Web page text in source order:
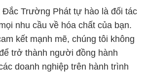
Đắc Trường Phát tự hào là đối tác
nhu cầu về hóa chất của bạn.
kết mạnh mẽ, chúng tôi không
trở thành người đồng hành
doanh nghiệp trên hành trình